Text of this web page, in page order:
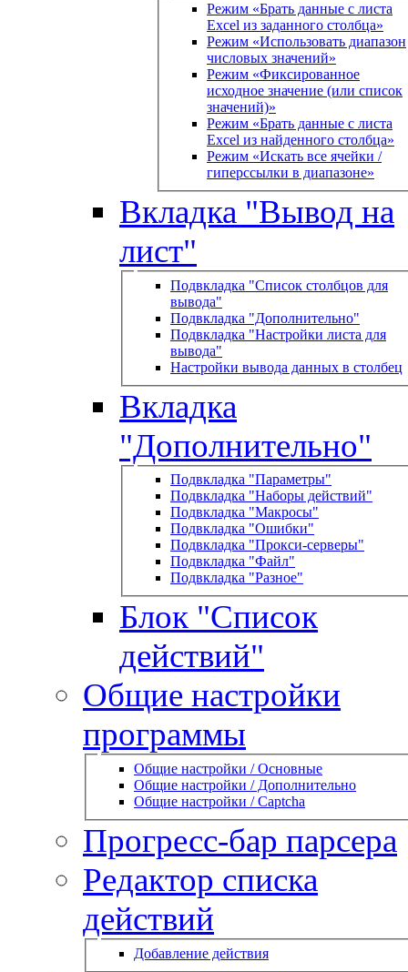
Режим «Брать данные с листа
Excel из заданного столбца»
Режим «Использовать диапазон
числовых значений»
Режим «Фиксированное
исходное значение (или список
значений)»
Режим «Брать данные с листа
Excel из найденного столбца»
Режим «Искать все ячейки /
гиперссылки в диапазоне»
Вкладка "Вывод на
лист"
Подвкладка "Список столбцов для
вывода"
Подвкладка "Дополнительно"
Подвкладка "Настройки листа для
вывода"
Настройки вывода данных в столбец
Вкладка
"Дополнительно"
Подвкладка "Параметры"
Подвкладка "Наборы действий"
Подвкладка "Макросы"
Подвкладка "Ошибки"
Подвкладка "Прокси-серверы"
Подвкладка "Файл"
Подвкладка "Разное"
Блок "Список
действий"
Общие настройки
программы
Общие настройки / Основные
Общие настройки / Дополнительно
Общие настройки / Captcha
Прогресс-бар парсера
Редактор списка
действий
Добавление действия